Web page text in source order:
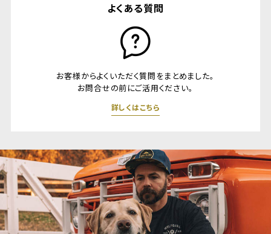
よくある質問
お客様からよくいただく質問をまとめました。
お問合せの前にご活用ください。
詳しくはこちら